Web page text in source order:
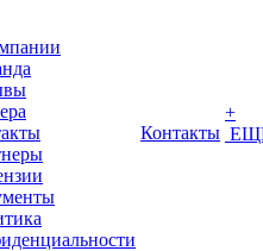
Контакты
+